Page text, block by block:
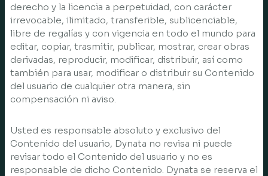
derecho y la licencia a perpetuidad, con carácter
irrevocable, ilimitado, transferible, sublicenciable,
libre de regalías y con vigencia en todo el mundo para
editar, copiar, trasmitir, publicar, mostrar, crear obras
derivadas, reproducir, modificar, distribuir, así como
también para usar, modificar o distribuir su Contenido
del usuario de cualquier otra manera, sin
compensación ni aviso.
Usted es responsable absoluto y exclusivo del
Contenido del usuario, Dynata no revisa ni puede
revisar todo el Contenido del usuario y no es
responsable de dicho Contenido. Dynata se reserva el